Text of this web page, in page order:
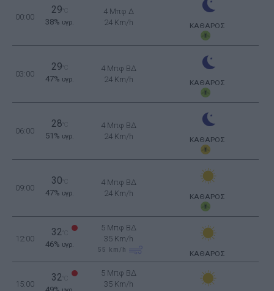
00:00
29
38% υγρ.
4 Μπφ Δ
24 Km/h
ΚΑΘΑΡΟΣ
03:00
29
47% υγρ.
4 Μπφ ΒΔ
24 Km/h
ΚΑΘΑΡΟΣ
06:00
28
51% υγρ.
4 Μπφ ΒΔ
24 Km/h
ΚΑΘΑΡΟΣ
09:00
30
47% υγρ.
4 Μπφ ΒΔ
24 Km/h
ΚΑΘΑΡΟΣ
12:00
32
46% υγρ.
5 Μπφ ΒΔ
35 Km/h
55 km/h ΚΑΘΑΡΟΣ
15:00
32
5 Μπφ ΒΔ
35 Km/h